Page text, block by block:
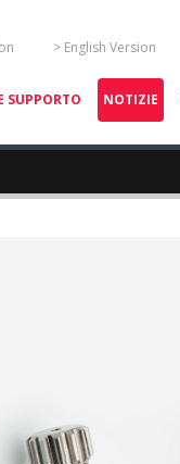
> English Version
SUPPORTO NOTIZIE